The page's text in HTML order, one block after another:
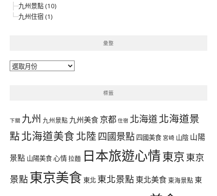
九州景點 (10)
九州住宿 (1)
彙整
彙
標籤
下關 九州 九州景點 九州美食 京都 住宿 北海道北海道景
點北海道美食北陸四國景點 四國美食 宮崎 山陰 山陽
景點 山陽美食心情拉麵 日本旅遊心情東京 東京
景點 東京美食東北 東北景點 東北美食東海景點 東